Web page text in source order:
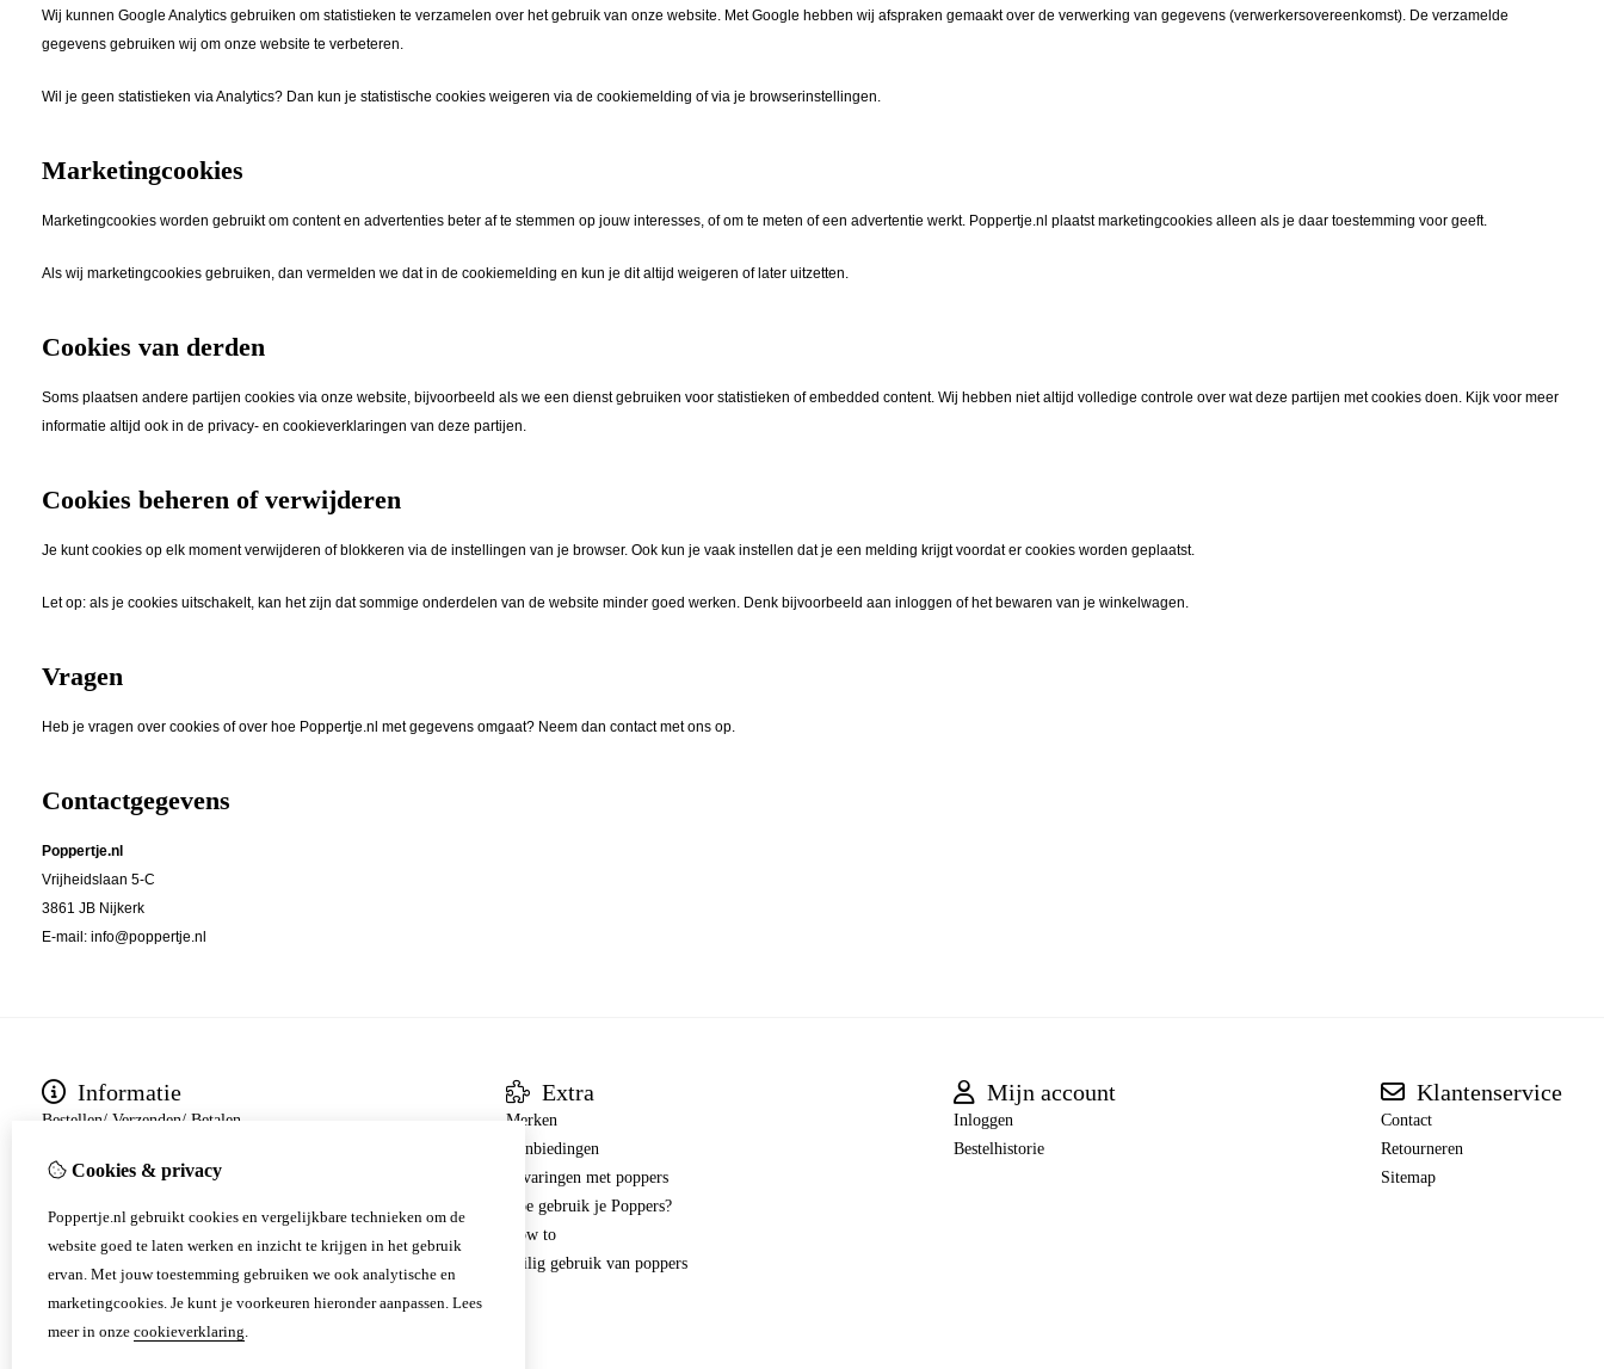
Wij kunnen Google Analytics gebruiken om statistieken te verzamelen over het gebruik van onze website. Met Google hebben wij afspraken gemaakt over de verwerking van gegevens (verwerkersovereenkomst). De verzamelde
gegevens gebruiken wij om onze website te verbeteren.
Wil je geen statistieken via Analytics? Dan kun je statistische cookies weigeren via de cookiemelding of via je browserinstellingen.
Marketingcookies
Marketingcookies worden gebruikt om content en advertenties beter af te stemmen op jouw interesses, of om te meten of een advertentie werkt. Poppertje.nl plaatst marketingcookies alleen als je daar toestemming voor geeft.
Als wij marketingcookies gebruiken, dan vermelden we dat in de cookiemelding en kun je dit altijd weigeren of later uitzetten.
Cookies van derden
Soms plaatsen andere partijen cookies via onze website, bijvoorbeeld als we een dienst gebruiken voor statistieken of embedded content. Wij hebben niet altijd volledige controle over wat deze partijen met cookies doen. Kijk voor meer
informatie altijd ook in de privacy- en cookieverklaringen van deze partijen.
Cookies beheren of verwijderen
Je kunt cookies op elk moment verwijderen of blokkeren via de instellingen van je browser. Ook kun je vaak instellen dat je een melding krijgt voordat er cookies worden geplaatst.
Let op: als je cookies uitschakelt, kan het zijn dat sommige onderdelen van de website minder goed werken. Denk bijvoorbeeld aan inloggen of het bewaren van je winkelwagen.
Vragen
Heb je vragen over cookies of over hoe Poppertje.nl met gegevens omgaat? Neem dan contact met ons op.
Contactgegevens
Poppertje.nl
Vrijheidslaan 5-C
3861 JB Nijkerk
E-mail: info@poppertje.nl
Informatie
Bestellen/ Verzenden/ Betalen
Retourbeleid
Extra
Merken
Aanbiedingen
Ervaringen met poppers
Hoe gebruik je Poppers?
How to
Veilig gebruik van poppers
Mijn account
Inloggen
Bestelhistorie
Klantenservice
Contact
Retourneren
Sitemap
Cookies & privacy
Poppertje.nl gebruikt cookies en vergelijkbare technieken om de
website goed te laten werken en inzicht te krijgen in het gebruik
ervan. Met jouw toestemming gebruiken we ook analytische en
marketingcookies. Je kunt je voorkeuren hieronder aanpassen. Lees
meer in onze cookieverklaring.